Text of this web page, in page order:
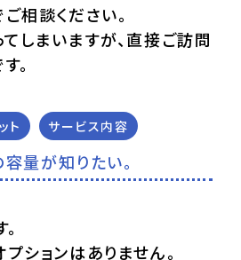
相談ください。
しまいますが、直接ご訪問
。
ト サービス内容
量が知りたい。
ションはありません。